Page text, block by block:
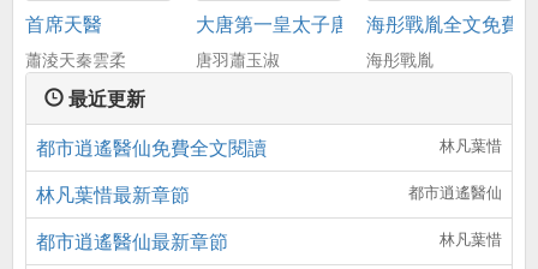
首席天醫
蕭淩天秦雲柔
大唐第一皇太子唐羽小說
唐羽蕭玉淑
海彤戰胤全文免費
海彤戰胤
最近更新
都市逍遙醫仙免費全文閱讀
林凡葉惜
林凡葉惜最新章節 都市逍遙醫仙
都市逍遙醫仙最新章節 林凡葉惜